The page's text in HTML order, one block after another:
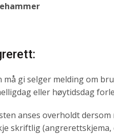
må gi selger melding om
eller høytidsdag
anses overholdt
skriftlig (angrerettskjema,